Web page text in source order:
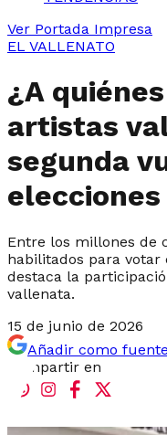
Ver Portada Impresa
EL VALLENATO
¿A
artistas
segunda
Entre los millones de
habilitados para
destaca la
vallenata.
15 de junio de 2026
Añadir como
Compartir en